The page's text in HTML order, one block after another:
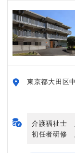
東京都大田区
介護福祉士
初任者研修